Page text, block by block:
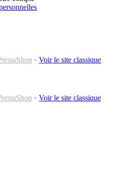
• Voir le site classique
• Voir le site classique